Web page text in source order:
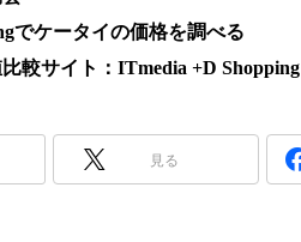
でケータイの価格を調べる
較サイト：ITmedia +D Shopping
見る